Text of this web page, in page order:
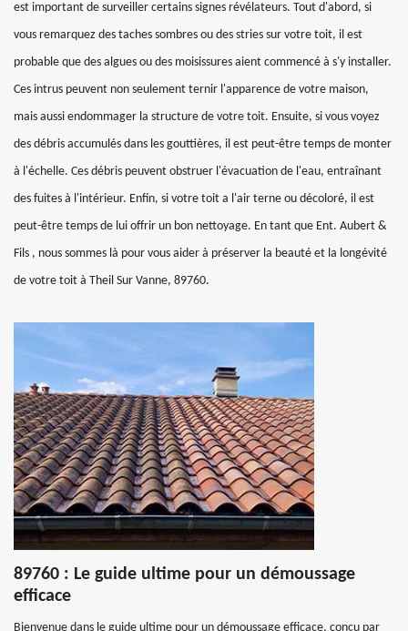
est important de surveiller certains signes révélateurs. Tout d'abord, si
vous remarquez des taches sombres ou des stries sur votre toit, il est
probable que des algues ou des moisissures aient commencé à s'y installer.
Ces intrus peuvent non seulement ternir l'apparence de votre maison,
mais aussi endommager la structure de votre toit. Ensuite, si vous voyez
des débris accumulés dans les gouttières, il est peut-être temps de monter
à l'échelle. Ces débris peuvent obstruer l'évacuation de l'eau, entraînant
des fuites à l'intérieur. Enfin, si votre toit a l'air terne ou décoloré, il est
peut-être temps de lui offrir un bon nettoyage. En tant que Ent. Aubert &
Fils , nous sommes là pour vous aider à préserver la beauté et la longévité
de votre toit à Theil Sur Vanne, 89760.
89760 : Le guide ultime pour un démoussage
efficace
Bienvenue dans le guide ultime pour un démoussage efficace, conçu par